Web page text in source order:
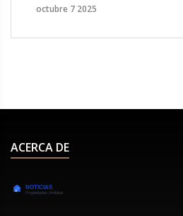
octubre 7 2025
ACERCA DE